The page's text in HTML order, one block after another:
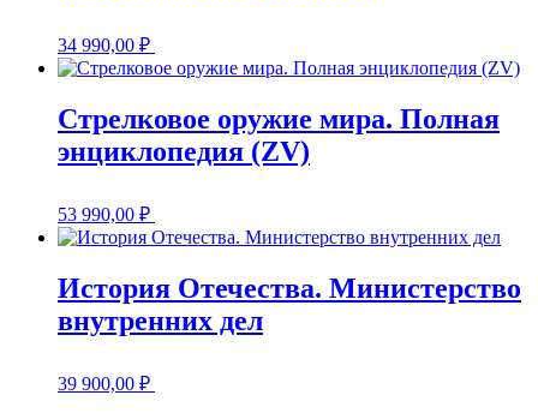
34 990,00 ₽
Стрелковое оружие мира. Полная
энциклопедия (ZV)
53 990,00 ₽
История Отечества. Министерство
внутренних дел
39 900,00 ₽